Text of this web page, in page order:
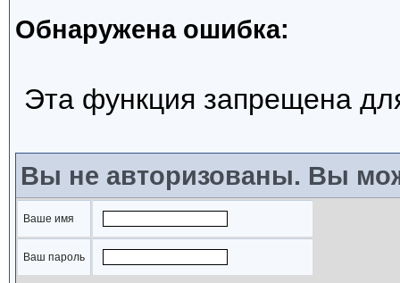
Обнаружена ошибка:
Эта функция запрещена
Вы не авторизованы. Вы
Ваше имя
Ваш пароль